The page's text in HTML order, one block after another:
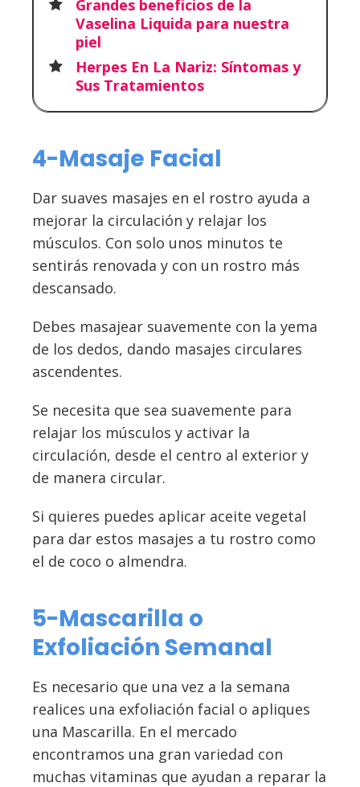
Grandes beneficios de la
Vaselina Liquida para nuestra
piel
Herpes En La Nariz: Síntomas y
Sus Tratamientos
4-Masaje Facial
Dar suaves masajes en el rostro ayuda a
mejorar la circulación y relajar los
músculos. Con solo unos minutos te
sentirás renovada y con un rostro más
descansado.
Debes masajear suavemente con la yema
de los dedos, dando masajes circulares
ascendentes.
Se necesita que sea suavemente para
relajar los músculos y activar la
circulación, desde el centro al exterior y
de manera circular.
Si quieres puedes aplicar aceite vegetal
para dar estos masajes a tu rostro como
el de coco o almendra.
5-Mascarilla o
Exfoliación Semanal
Es necesario que una vez a la semana
realices una exfoliación facial o apliques
una Mascarilla. En el mercado
encontramos una gran variedad con
muchas vitaminas que ayudan a reparar la